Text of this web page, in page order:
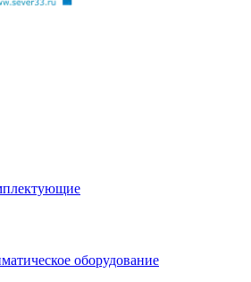
оборудование